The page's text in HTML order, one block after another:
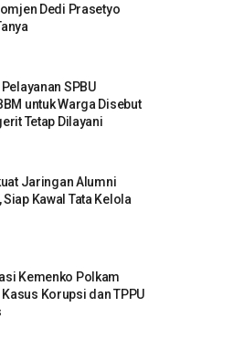
Dedi Prasetyo
SPBU
untuk Warga Disebut
Tetap Dilayani
Jaringan Alumni
Kawal Tata Kelola
Kemenko Polkam
Korupsi dan TPPU